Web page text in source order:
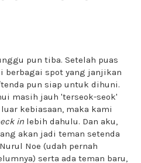
pun tiba. Setelah puas
berbagai spot yang janjikan
pun siap untuk dihuni.
masih jauh 'terseok-seok'
kebiasaan, maka kami
in lebih dahulu. Dan aku,
akan jadi teman setenda
Noe (udah pernah
serta ada teman baru,